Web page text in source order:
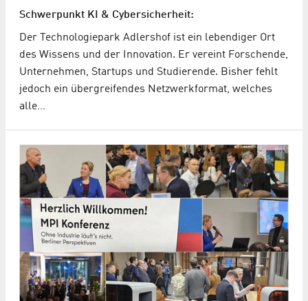
Schwerpunkt KI & Cybersicherheit:
Der Technologiepark Adlershof ist ein lebendiger Ort
des Wissens und der Innovation. Er vereint Forschende,
Unternehmen, Startups und Studierende. Bisher fehlt
jedoch ein übergreifendes Netzwerkformat, welches
alle…